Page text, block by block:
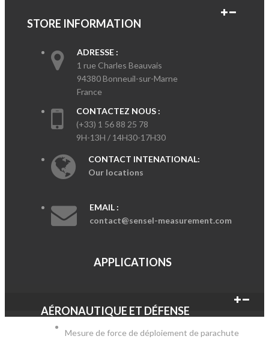
STORE INFORMATION
ADRESSE :
1 rue Charles Beauvais
94380 Bonneuil-sur-Marne
France
CONTACTEZ NOUS :
(+33) 1 56 88 25 78
9H-13H / 14H30-17H30
CONTACT INTENATIONAL:
Our locations
EMAIL :
contact@sensel-measurement.com
APPLICATIONS
AÉRONAUTIQUE ET DÉFENSE
Mesure de force de déploiement de parachute